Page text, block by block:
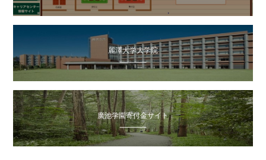
麗澤大学大学院
廣池学園寄付金サイト